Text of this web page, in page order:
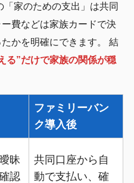
家のための支出」は共同
費などは家族カードで決
かを明確にできます。 結
る”だけで家族の関係が穏
ファミリーバン
ク導入後
昧
認
共同口座から自
動で支払い、確